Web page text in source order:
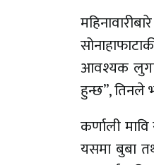
आवश्यक लुगा
हुन्छ”, तिनले
कर्णाली
यसमा बुबा